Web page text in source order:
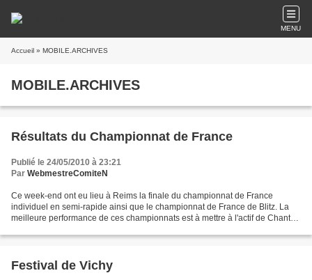
MENU
Accueil » MOBILE.ARCHIVES
MOBILE.ARCHIVES
Résultats du Championnat de France
Publié le 24/05/2010 à 23:21
Par WebmestreComiteN
Ce week-end ont eu lieu à Reims la finale du championnat de France
individuel en semi-rapide ainsi que le championnat de France de Blitz. La
meilleure performance de ces championnats est à mettre à l'actif de Chantal
Festival de Vichy